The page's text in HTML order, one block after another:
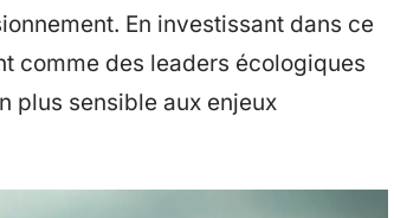
En investissant dans ce
comme des leaders écologiques
plus sensible aux enjeux